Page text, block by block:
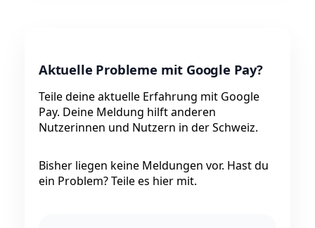
Aktuelle Probleme mit Google Pay?
Teile deine aktuelle Erfahrung mit Google
Pay. Deine Meldung hilft anderen
Nutzerinnen und Nutzern in der Schweiz.
Bisher liegen keine Meldungen vor. Hast du
ein Problem? Teile es hier mit.